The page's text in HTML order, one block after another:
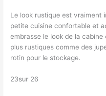
Le look rustique est vraiment
petite cuisine confortable et
embrasse le look de la
plus rustiques comme des
rotin pour le stockage.
23sur 26